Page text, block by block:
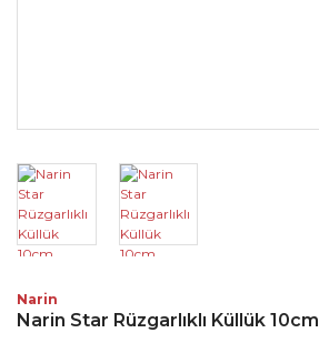
Narin
Narin Star Rüzgarlıklı Küllük 10cm